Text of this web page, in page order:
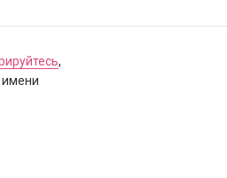
,
имени